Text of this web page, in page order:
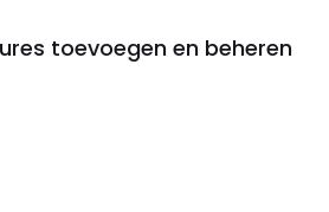
toevoegen en beheren